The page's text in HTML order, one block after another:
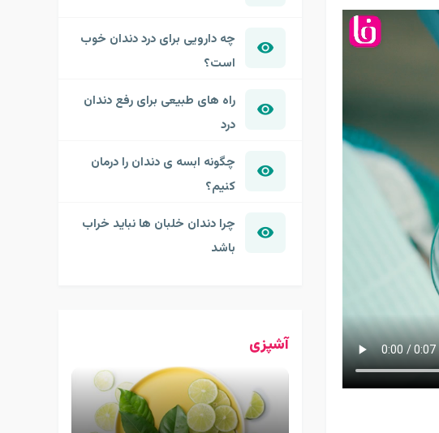
چه دارویی برای درد دندان خوب
است؟
راه های طبیعی برای رفع دندان
درد
چگونه ابسه ی دندان را درمان
کنیم؟
چرا دندان خلبان ها نباید خراب
باشد
آشپزی